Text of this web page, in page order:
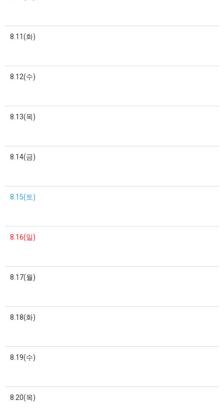
8.11(화)
8.12(수)
8.13(목)
8.14(금)
8.15(토)
8.16(일)
8.17(월)
8.18(화)
8.19(수)
8.20(목)